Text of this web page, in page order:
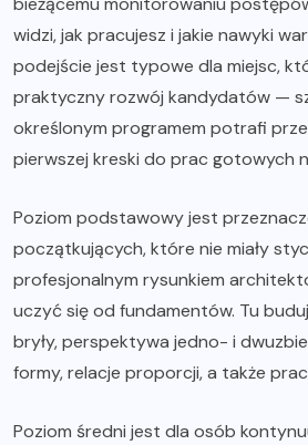
widzi, jak pracujesz i jakie nawyki
podejście jest typowe dla miejsc,
praktyczny rozwój kandydatów —
określonym programem potrafi
pierwszej kreski do prac gotowych
Poziom podstawowy jest
początkujących, które nie miały
profesjonalnym rysunkiem
uczyć się od fundamentów. Tu
bryły, perspektywa jedno- i
formy, relacje proporcji, a także
Poziom średni jest dla osób